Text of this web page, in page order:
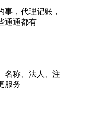
事，代理记账，
通通都有
名称、法人、注
服务